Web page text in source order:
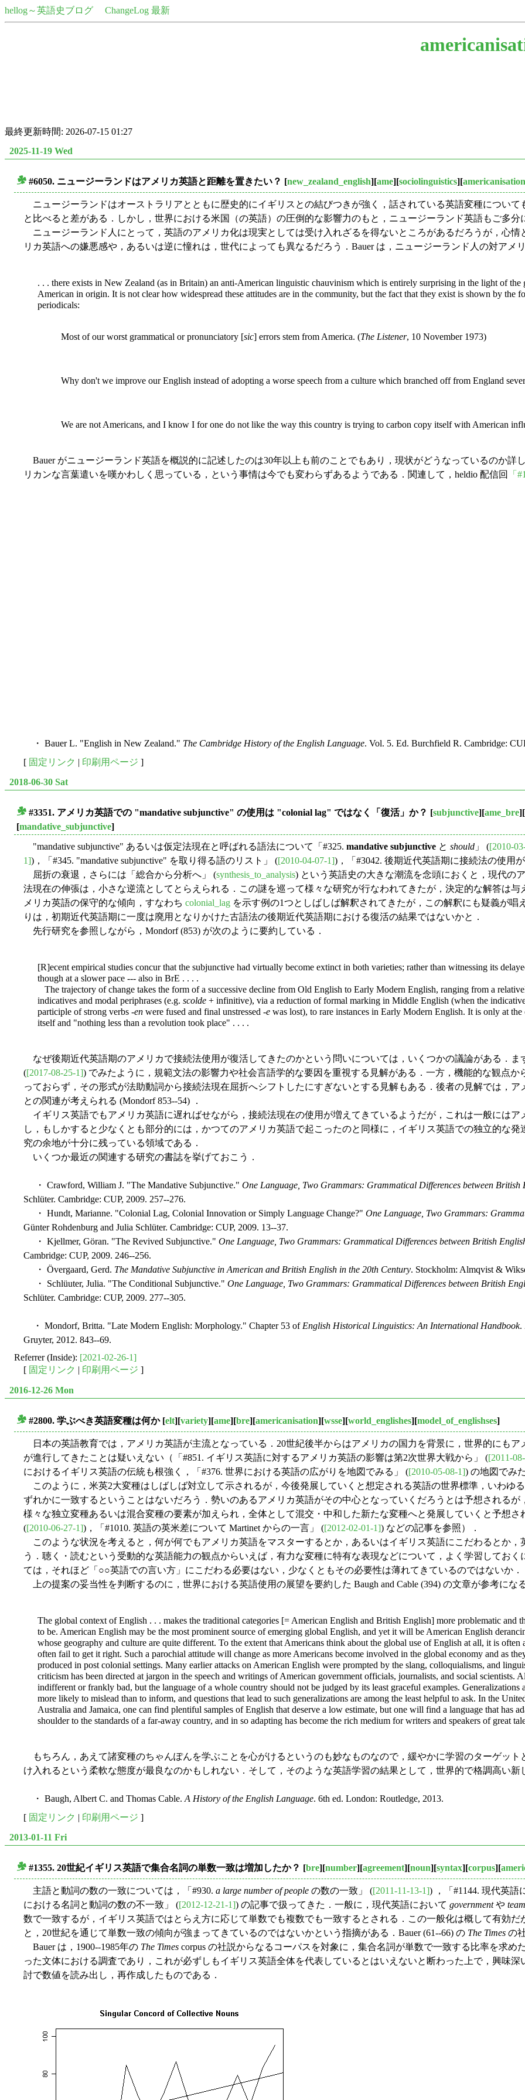
hellog～英語史ブログ ChangeLog 最新
最終更新時間: 2026-07-15 01:27
2025-11-19 Wed
#6050. ニュージーランドはアメリカ英語と距離を置きたい？ [new_zealand_english][ame][sociolinguistics][americanisation
ニュージーランドはオーストラリアとともに歴史的にイギリスとの結びつきが強く，話されている英語変種につい
と比べると差がある．しかし，世界における米国（の英語）の圧倒的な影響力のもと，ニュージーランド英語もご多
ニュージーランド人にとって，英語のアメリカ化は現実としては受け入れざるを得ないところがあるだろうが，心
リカ英語への嫌悪感や，あるいは逆に憧れは，世代によっても異なるだろう．Bauer は，ニュージーランド人の対アメ
. . . there exists in New Zealand (as in Britain) an anti-American linguistic chauvinism which is entirely surprising in the light of
American in origin. It is not clear how widespread these attitudes are in the community, but the fact that they exist is shown by
periodicals:
Most of our worst grammatical or pronunciatory [sic] errors stem from America. (The Listener, 10 November 1973)
Why don't we improve our English instead of adopting a worse speech from a culture which branched off from England
We are not Americans, and I know I for one do not like the way this country is trying to carbon copy itself with American
Bauer がニュージーランド英語を概説的に記述したのは30年以上も前のことでもあり，現状がどうなっているのか詳
リカンな言葉遣いを嘆かわしく思っている，という事情は今でも変わらずあるようである．関連して，heldio 配信回
「
・ Bauer L. "English in New Zealand." The Cambridge History of the English Language. Vol. 5. Ed. Burchfield R. Cambridge:
[ 固定リンク | 印刷用ページ ]
2018-06-30 Sat
#3351. アメリカ英語での "mandative subjunctive" の使用は "colonial lag" ではなく「復活」か？ [subjunctive][ame_bre][
[mandative_subjunctive]
"mandative subjunctive" あるいは仮定法現在と呼ばれる語法について「#325. mandative subjunctive と should 」 ([2010-
1])，「#345. "mandative subjunctive" を取り得る語のリスト」 ([2010-04-07-1])，「#3042. 後期近代英語期に接続法の使用
屈折の衰退，さらには「総合から分析へ」 (synthesis_to_analysis) という英語史の大きな潮流を念頭におくと，現代の
法現在の伸張は，小さな逆流としてとらえられる．この謎を巡って様々な研究が行なわれてきたが，決定的な解答は
メリカ英語の保守的な傾向，すなわち colonial_lag を示す例の1つとしばしば解釈されてきたが，この解釈にも疑義が
りは，初期近代英語期に一度は廃用となりかけた古語法の後期近代英語期における復活の結果ではないかと．
先行研究を参照しながら，Mondorf (853) が次のように要約している．
[R]ecent empirical studies concur that the subjunctive had virtually become extinct in both varieties; rather than witnessing its
though at a slower pace --- also in BrE . . . .
The trajectory of change takes the form of a successive decline from Old English to Early Modern English, ranging from a
indicatives and modal periphrases (e.g. scolde + infinitive), via a reduction of formal marking in Middle English (when the
participle of strong verbs -en were fused and final unstressed -e was lost), to rare instances in Early Modern English. It is only at
itself and "nothing less than a revolution took place" . . . .
なぜ後期近代英語期のアメリカで接続法使用が復活してきたのかという問いについては，いくつかの議論がある．ま
([2017-08-25-1]) でみたように，規範文法の影響力や社会言語学的な要因を重視する見解がある．一方，機能的な観点
っておらず，その形式が法助動詞から接続法現在屈折へシフトしたにすぎないとする見解もある．後者の見解では，
との関連が考えられる (Mondorf 853--54) ．
イギリス英語でもアメリカ英語に遅ればせながら，接続法現在の使用が増えてきているようだが，これは一般にはア
し，もしかすると少なくとも部分的には，かつてのアメリカ英語で起こったのと同様に，イギリス英語での独立的な
究の余地が十分に残っている領域である．
いくつか最近の関連する研究の書誌を挙げておこう．
・ Crawford, William J. "The Mandative Subjunctive." One Language, Two Grammars: Grammatical Differences between
Schlüter. Cambridge: CUP, 2009. 257--276.
・ Hundt, Marianne. "Colonial Lag, Colonial Innovation or Simply Language Change?" One Language, Two Grammars:
Günter Rohdenburg and Julia Schlüter. Cambridge: CUP, 2009. 13--37.
・ Kjellmer, Göran. "The Revived Subjunctive." One Language, Two Grammars: Grammatical Differences between British
Cambridge: CUP, 2009. 246--256.
・ Övergaard, Gerd. The Mandative Subjunctive in American and British English in the 20th Century. Stockholm: Almqvist &
・ Schlüuter, Julia. "The Conditional Subjunctive." One Language, Two Grammars: Grammatical Differences between British
Schlüter. Cambridge: CUP, 2009. 277--305.
・ Mondorf, Britta. "Late Modern English: Morphology." Chapter 53 ofEnglish Historical Linguistics: An International Handbook.
Gruyter, 2012. 843--69.
Referrer (Inside): [2021-02-26-1]
[ 固定リンク | 印刷用ページ ]
2016-12-26 Mon
#2800. 学ぶべき英語変種は何か[elt][variety][ame][bre][americanisation][wsse][world_englishes][model_of_englishses]
日本の英語教育では，アメリカ英語が主流となっている．20世紀後半からはアメリカの国力を背景に，世界的にも
が進行してきたことは疑いえない（「#851. イギリス英語に対するアメリカ英語の影響は第2次世界大戦から」 ([2011-
におけるイギリス英語の伝統も根強く，「#376. 世界における英語の広がりを地図でみる」 ([2010-05-08-1]) の地図でみ
このように，米英2大変種はしばしば対立して示されるが，今後発展していくと想定される英語の世界標準，いわゆる
ずれかに一致するということはないだろう．勢いのあるアメリカ英語がその中心となっていくだろうとは予想される
様々な独立変種あるいは混合変種の要素が加えられ，全体として混交・中和した新たな変種へと発展していくと予想
([2010-06-27-1])，「#1010. 英語の英米差について Martinet からの一言」 ([2012-02-01-1]) などの記事を参照）．
このような状況を考えると，何が何でもアメリカ英語をマスターするとか，あるいはイギリス英語にこだわるとか
う．聴く・読むという受動的な英語能力の観点からいえば，有力な変種に特有な表現などについて，よく学習してお
ては，それほど「○○英語での言い方」にこだわる必要はない，少なくともその必要性は薄れてきているのではないか．
上の提案の妥当性を判断するのに，世界における英語使用の展望を要約した Baugh and Cable (394) の文章が参考にな
The global context of English . . . makes the traditional categories [= American English and British English] more problematic and
to be. American English may be the most prominent source of emerging global English, and yet it will be American English
whose geography and culture are quite different. To the extent that Americans think about the global use of English at all, it is often
often fail to get it right. Such a parochial attitude will change as more Americans become involved in the global economy and as
produced in post colonial settings. Many earlier attacks on American English were prompted by the slang, colloquialisms, and
criticism has been directed at jargon in the speech and writings of American government officials, journalists, and social scientists.
indifferent or frankly bad, but the language of a whole country should not be judged by its least graceful examples.
more likely to mislead than to inform, and questions that lead to such generalizations are among the least helpful to ask. In the
Australia and Jamaica, one can find plentiful samples of English that deserve a low estimate, but one will find a language that has
shoulder to the standards of a far-away country, and in so adapting has become the rich medium for writers and speakers of great
もちろん，あえて諸変種のちゃんぽんを学ぶことを心がけるというのも妙なものなので，緩やかに学習のターゲッ
け入れるという柔軟な態度が最良なのかもしれない．そして，そのような英語学習の結果として，世界的で格調高い
・ Baugh, Albert C. and Thomas Cable. A History of the English Language. 6th ed. London: Routledge, 2013.
[ 固定リンク | 印刷用ページ ]
2013-01-11 Fri
#1355. 20世紀イギリス英語で集合名詞の単数一致は増加したか？ [bre][number][agreement][noun][syntax][corpus][
主語と動詞の数の一致については，「#930. a large number of people の数の一致」 ([2011-11-13-1]) ，「#1144. 現代英語
における名詞と動詞の数の不一致」 ([2012-12-21-1]) の記事で扱ってきた．一般に，現代英語において governmentや team
数で一致するが，イギリス英語ではとらえ方に応じて単数でも複数でも一致するとされる．この一般化は概して有効
と，20世紀を通じて単数一致の傾向が強まってきているのではないかという指摘がある．Bauer (61--66) の The Times の
Bauer は，1900--1985年の The Times corpus の社説からなるコーパスを対象に，集合名詞が単数で一致する比率を求め
った文体における調査であり，これが必ずしもイギリス英語全体を代表しているとはいえないと断わった上で，興味
討で数値を読み出し，再作成したものである．